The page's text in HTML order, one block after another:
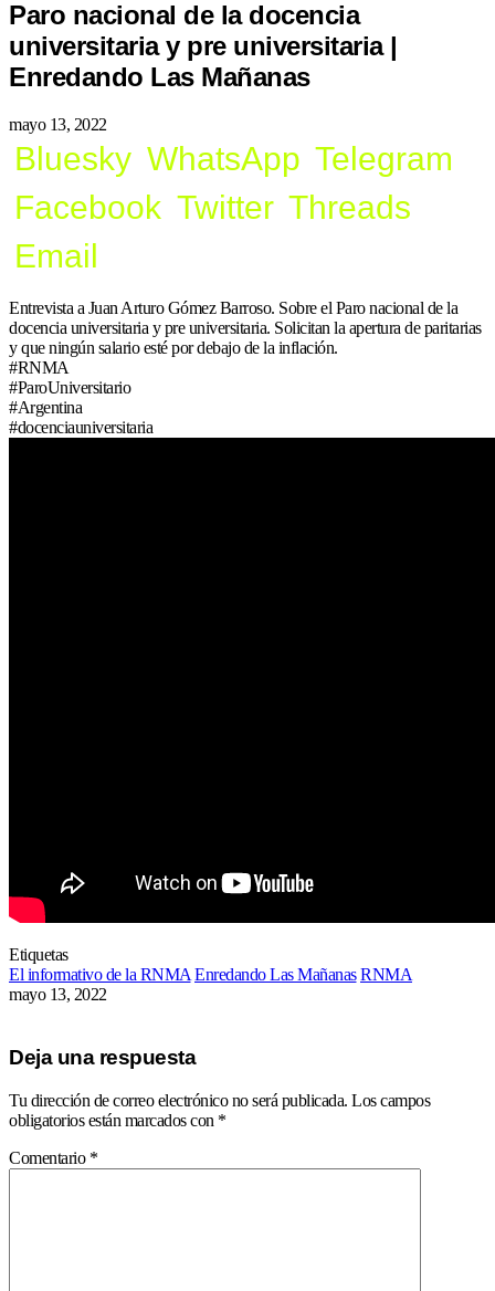
Paro nacional de la docencia
universitaria y pre universitaria |
Enredando Las Mañanas
mayo 13, 2022
Bluesky WhatsApp Telegram
Facebook Twitter Threads
Email
Entrevista a Juan Arturo Gómez Barroso. Sobre el Paro nacional de la
docencia universitaria y pre universitaria. Solicitan la apertura de paritarias
y que ningún salario esté por debajo de la inflación.
#RNMA
#ParoUniversitario
#Argentina
#docenciauniversitaria
Etiquetas
El informativo de la RNMA Enredando Las Mañanas RNMA
mayo 13, 2022
Deja una respuesta
Tu dirección de correo electrónico no será publicada. Los campos
obligatorios están marcados con *
Comentario *